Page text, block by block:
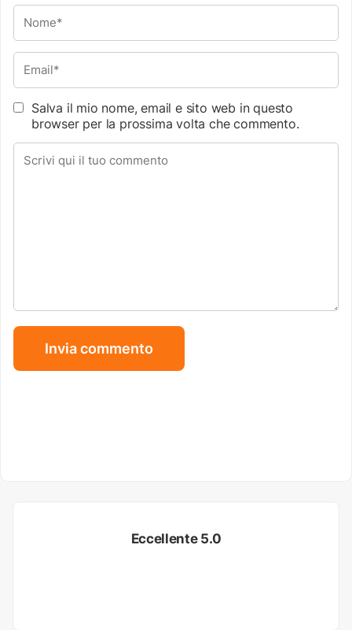
Salva il mio nome, email e sito web in questo
browser per la prossima volta che commento.
Eccellente 5.0